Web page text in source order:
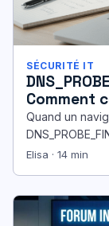
SÉCURITÉ IT
Comment
Quand un
Elisa · 14 min